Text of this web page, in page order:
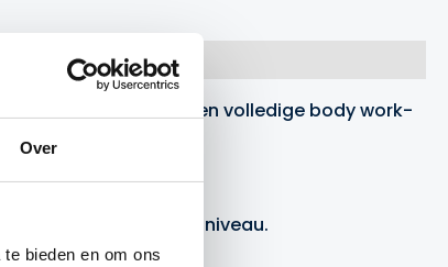
Over
bieden en om ons
Of je nu een volledige body work-
training.
aanpassen aan je niveau.